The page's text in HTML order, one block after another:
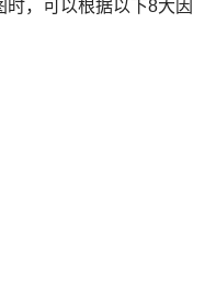
，可以根据以下8大因